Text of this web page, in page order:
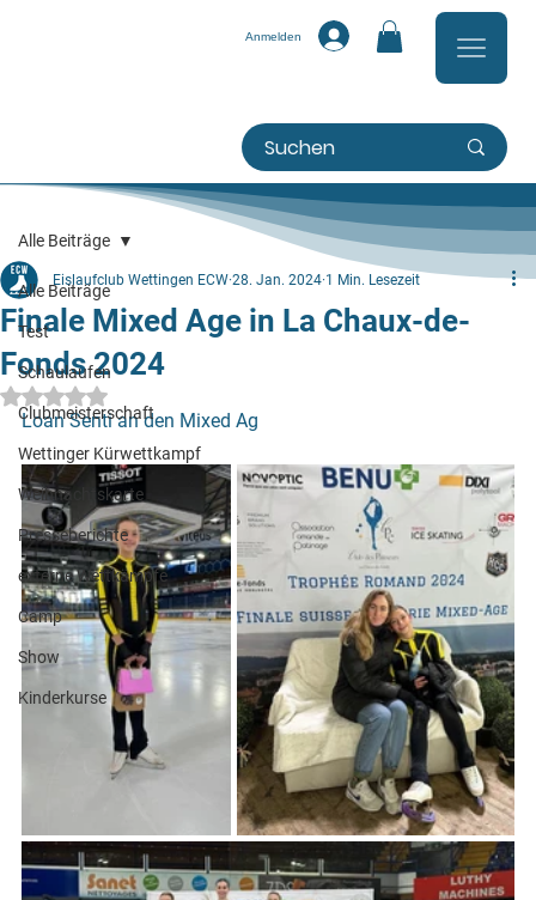
Anmelden
Alle Beiträge
Test
Schaulaufen
Clubmeisterschaft
Wettinger Kürwettkampf
Weihnachtskarte
Presseberichte
externe Wettkämpfe
Camp
Show
Kinderkurse
Alle Beiträge
Finale Mixed Age in La Chaux-de-
Fonds 2024
Eislaufclub Wettingen ECW 28. Jan. 2024 1 Min. Lesezeit
Mit NaN von 5 Sternen bewertet.
Loan Senti an den Mixed Ag